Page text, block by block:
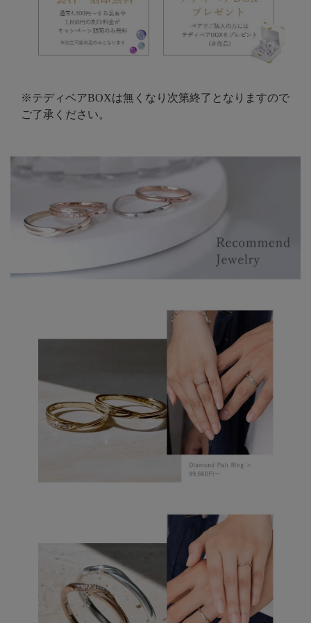
※テディベアBOXは無くなり次第終了となりますので
ご了承ください。